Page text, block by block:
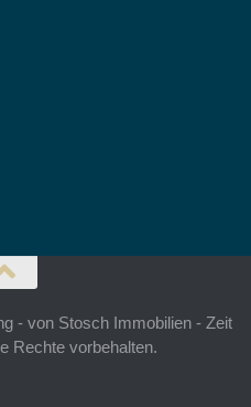
- von Stosch Immobilien - Zeit
Rechte vorbehalten.